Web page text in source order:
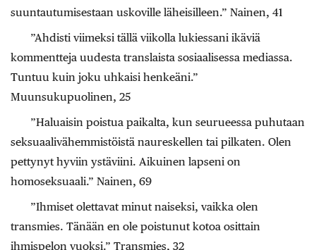
suuntautumisestaan uskoville läheisilleen.” Nainen, 41
”Ahdisti viimeksi tällä viikolla lukiessani ikäviä
kommentteja uudesta translaista sosiaalisessa mediassa.
Tuntuu kuin joku uhkaisi henkeäni.”
Muunsukupuolinen, 25
”Haluaisin poistua paikalta, kun seurueessa puhutaan
seksuaalivähemmistöistä naureskellen tai pilkaten. Olen
pettynyt hyviin ystäviini. Aikuinen lapseni on
homoseksuaali.” Nainen, 69
”Ihmiset olettavat minut naiseksi, vaikka olen
transmies. Tänään en ole poistunut kotoa osittain
ihmispelon vuoksi.” Transmies, 32